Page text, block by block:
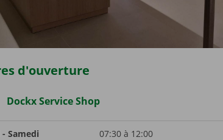
d'ouverture
Dockx Service Shop
Samedi 07:30 à 12:00